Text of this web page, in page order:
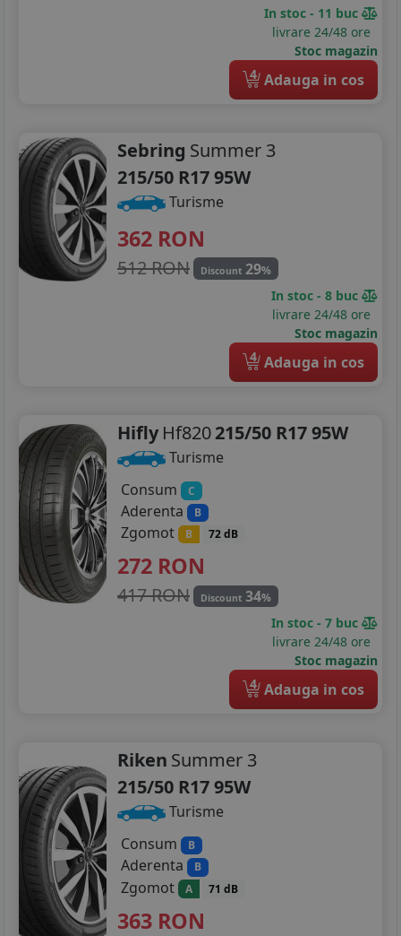
In stoc - 11 buc
livrare 24/48 ore
Stoc magazin
4 Adauga in cos
Sebring Summer 3
215/50 R17 95W
Turisme
362 RON
512 RON Discount 29%
In stoc - 8 buc
livrare 24/48 ore
Stoc magazin
4 Adauga in cos
Hifly Hf820215/50 R17 95W
Turisme
Consum
C
Aderenta B
Zgomot B 72 dB
272 RON
417 RON Discount 34%
In stoc - 7 buc
livrare 24/48 ore
Stoc magazin
4 Adauga in cos
Riken Summer 3
215/50 R17 95W
Turisme
Consum
B
Aderenta B
Zgomot A 71 dB
363 RON